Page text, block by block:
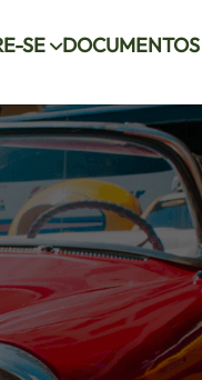
SE DOCUMENTOS